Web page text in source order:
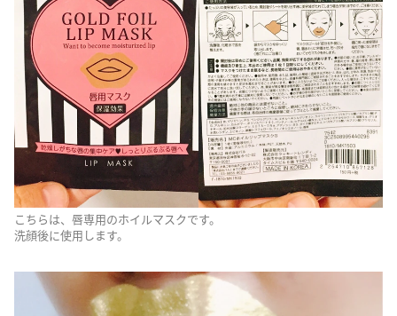
こちらは、唇専用のホイルマスクです。
洗顔後に使用します。